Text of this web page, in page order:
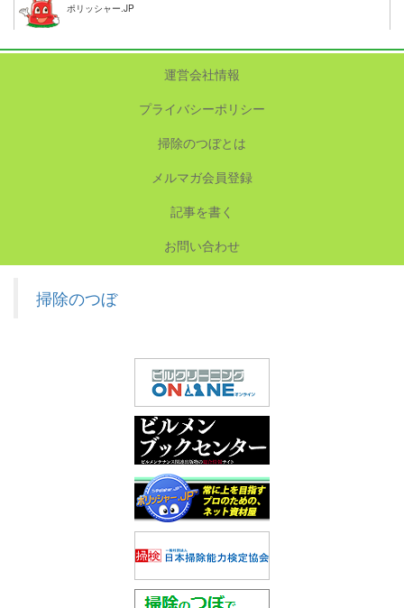
ポリッシャー.JP
運営会社情報
プライバシーポリシー
掃除のつぼとは
メルマガ会員登録
記事を書く
お問い合わせ
掃除のつぼ